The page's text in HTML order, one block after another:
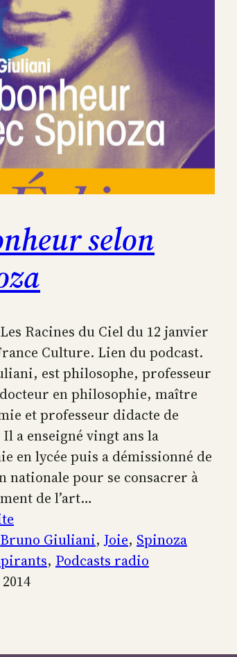
selon
Racines du Ciel du 12 janvier
Culture. Lien du podcast.
est philosophe, professeur
en philosophie, maître
et professeur didacte de
a enseigné vingt ans la
en lycée puis a démissionné de
nationale pour se consacrer à
de l’art…
Le
bonheur
selon
Bruno Giuliani, Joie, Spinoza
, Podcasts radio